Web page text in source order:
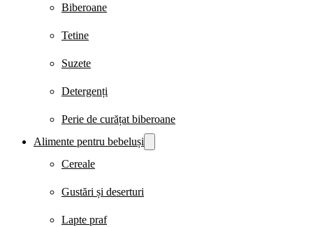
Biberoane
Tetine
Suzete
Detergenți
Perie de curățat biberoane
Alimente pentru bebeluși
Cereale
Gustări și deserturi
Lapte praf